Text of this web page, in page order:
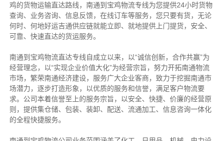
鸡的货物运输直达路线，南通到宝鸡物流专线为您提供24小时货物
查询、业务咨询、信息反馈，在线订车等服务，您只要有货，无论
何时、何地好运吉通供应链就能立即、就地提供上门提货，安全、
可靠、快速直达的货运服务。
南通到宝鸡物流直达专线自成立以来，以“诚信创新，合作共赢”为
经营理念，以“实现企业价值大化”为经营宗旨，努力开拓南通物流
市场，繁荣南通经济建设，服务广大企业客商，致力于挖掘南通市
场潜力，逐步打造形象，以优质的服务和信誉，满足客户物流要
求。公司本着信誉至上的服务宗旨，以安全、快捷、价廉的经营原
则，提供集仓储、包装、装卸、配送、流通加工、信息咨询一体化
的全程快捷服务。